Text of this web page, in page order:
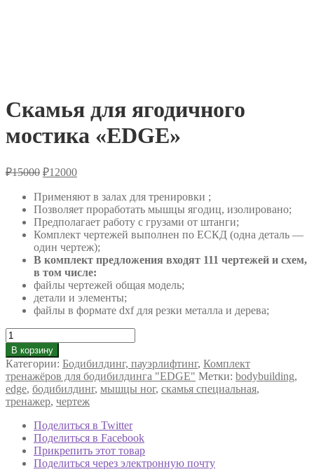
Скамья для ягодичного
мостика «EDGE»
₽15000 Первоначальная
составляла
₽15000.
₽12000Текущая
₽12000.
Применяют в залах для тренировки ;
Позволяет проработать мышцы ягодиц, изолировано;
Предполагает работу с грузами от штанги;
Комплект чертежей выполнен по ЕСКД (одна деталь —
один чертеж);
В комплект предложения входят 111 чертежей и схем,
в том числе:
файлы чертежей общая модель;
детали и элементы;
файлы в формате dxf для резки металла и дерева;
Количество
товара
Скамья
для
ягодичного
мостика
"EDGE"
В корзину
Категории: Бодибилдинг, пауэрлифтинг, Комплект
тренажёров для бодибилдинга "EDGE" Метки: bodybuilding,
edge, бодибилдинг, мышцы ног, скамья специальная,
тренажер, чертеж
Поделиться в Twitter
Поделиться в Facebook
Прикрепить этот товар
Поделиться через электронную почту